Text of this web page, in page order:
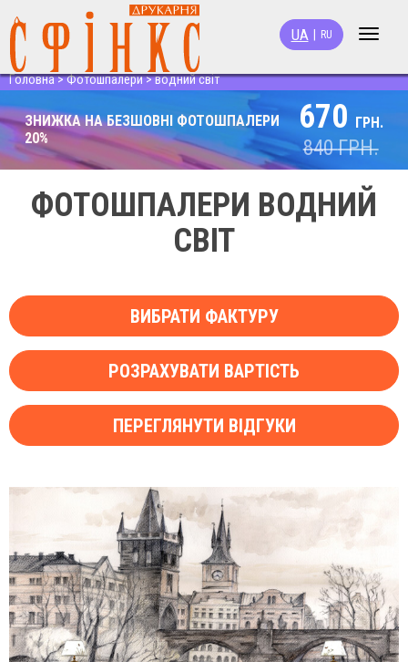
Toggle
UA RU
Головна>Фотошпалери>водний світ
ЗНИЖКА НА БЕЗШОВНІ ФОТОШПАЛЕРИ
20%
670 ГРН.
840ГРН.
ФОТОШПАЛЕРИ ВОДНИЙ
СВІТ
ВИБРАТИ ФАКТУРУ
РОЗРАХУВАТИ ВАРТІСТЬ
ПЕРЕГЛЯНУТИ ВІДГУКИ